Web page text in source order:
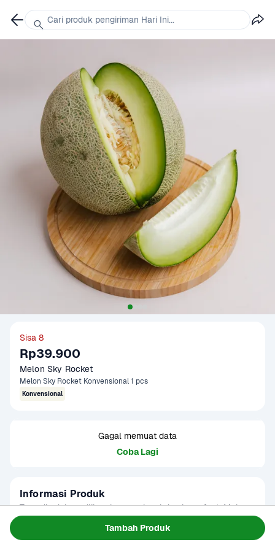
Tambah Produk
Sisa 8
Rp39.900
Melon Sky Rocket
Melon Sky Rocket Konvensional 1 pcs
Konvensional
Gagal memuat data
Coba Lagi
Informasi Produk
Tersedia dalam pilihan konvensional dan imperfect. Melon
yang lebih kecil, dan umur simpan yang lebih singkat.
Cari produk pengiriman Hari Ini...